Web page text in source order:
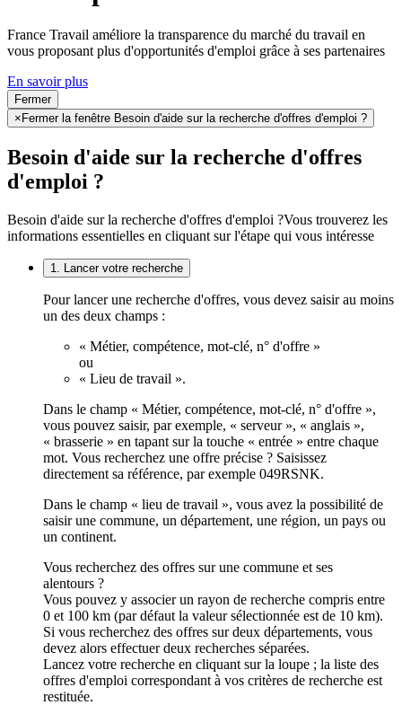
France Travail améliore la transparence du marché du travail en
vous proposant plus d'opportunités d'emploi grâce à ses partenaires
En savoir plus
Fermer
×Fermer la fenêtre Besoin d'aide sur la recherche d'offres d'emploi ?
Besoin d'aide sur la recherche d'offres
d'emploi ?
Besoin d'aide sur la recherche d'offres d'emploi ?Vous trouverez les
informations essentielles en cliquant sur l'étape qui vous intéresse
1. Lancer votre recherche
Pour lancer une recherche d'offres, vous devez saisir au moins
un des deux champs :
« Métier, compétence, mot-clé, n° d'offre »
ou
« Lieu de travail ».
Dans le champ « Métier, compétence, mot-clé, n° d'offre »,
vous pouvez saisir, par exemple, « serveur », « anglais »,
« brasserie » en tapant sur la touche « entrée » entre chaque
mot. Vous recherchez une offre précise ? Saisissez
directement sa référence, par exemple 049RSNK.
Dans le champ « lieu de travail », vous avez la possibilité de
saisir une commune, un département, une région, un pays ou
un continent.
Vous recherchez des offres sur une commune et ses
alentours ?
Vous pouvez y associer un rayon de recherche compris entre
0 et 100 km (par défaut la valeur sélectionnée est de 10 km).
Si vous recherchez des offres sur deux départements, vous
devez alors effectuer deux recherches séparées.
Lancez votre recherche en cliquant sur la loupe ; la liste des
offres d'emploi correspondant à vos critères de recherche est
restituée.